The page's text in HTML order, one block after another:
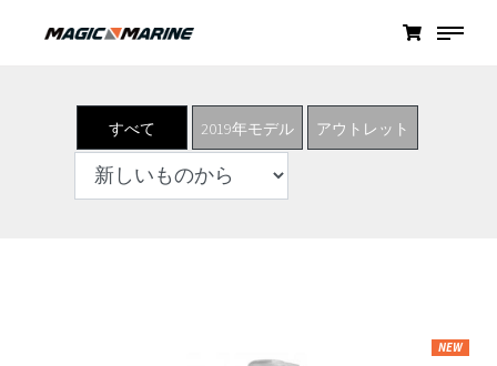
すべて 2019年モデル アウトレット
NEW